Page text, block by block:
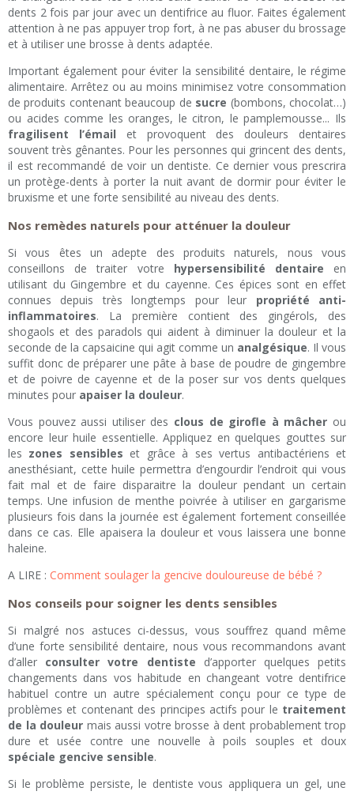
dents 2 fois par jour avec un dentifrice au fluor. Faites également
attention à ne pas appuyer trop fort, à ne pas abuser du brossage
et à utiliser une brosse à dents adaptée.
Important également pour éviter la sensibilité dentaire, le régime
alimentaire. Arrêtez ou au moins minimisez votre consommation
de produits contenant beaucoup de sucre (bombons, chocolat…)
ou acides comme les oranges, le citron, le pamplemousse... Ils
fragilisent l’émail et provoquent des douleurs dentaires
souvent très gênantes. Pour les personnes qui grincent des dents,
il est recommandé de voir un dentiste. Ce dernier vous prescrira
un protège-dents à porter la nuit avant de dormir pour éviter le
bruxisme et une forte sensibilité au niveau des dents.
Nos remèdes naturels pour atténuer la douleur
Si vous êtes un adepte des produits naturels, nous vous
conseillons de traiter votre hypersensibilité dentaire en
utilisant du Gingembre et du cayenne. Ces épices sont en effet
connues depuis très longtemps pour leur propriété anti-
inflammatoires. La première contient des gingérols, des
shogaols et des paradols qui aident à diminuer la douleur et la
seconde de la capsaicine qui agit comme un analgésique. Il vous
suffit donc de préparer une pâte à base de poudre de gingembre
et de poivre de cayenne et de la poser sur vos dents quelques
minutes pour apaiser la douleur.
Vous pouvez aussi utiliser des clous de girofle à mâcher ou
encore leur huile essentielle. Appliquez en quelques gouttes sur
les zones sensibles et grâce à ses vertus antibactériens et
anesthésiant, cette huile permettra d’engourdir l’endroit qui vous
fait mal et de faire disparaitre la douleur pendant un certain
temps. Une infusion de menthe poivrée à utiliser en gargarisme
plusieurs fois dans la journée est également fortement conseillée
dans ce cas. Elle apaisera la douleur et vous laissera une bonne
haleine.
A LIRE : Comment soulager la gencive douloureuse de bébé ?
Nos conseils pour soigner les dents sensibles
Si malgré nos astuces ci-dessus, vous souffrez quand même
d’une forte sensibilité dentaire, nous vous recommandons avant
d’aller consulter votre dentiste d’apporter quelques petits
changements dans vos habitude en changeant votre dentifrice
habituel contre un autre spécialement conçu pour ce type de
problèmes et contenant des principes actifs pour le traitement
de la douleur mais aussi votre brosse à dent probablement trop
dure et usée contre une nouvelle à poils souples et doux
spéciale gencive sensible.
Si le problème persiste, le dentiste vous appliquera un gel, une